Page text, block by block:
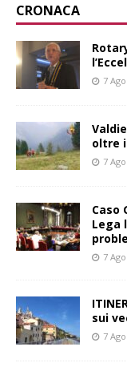
CRONACA
7
oltre
7
Caso
Lega
7
sui
7